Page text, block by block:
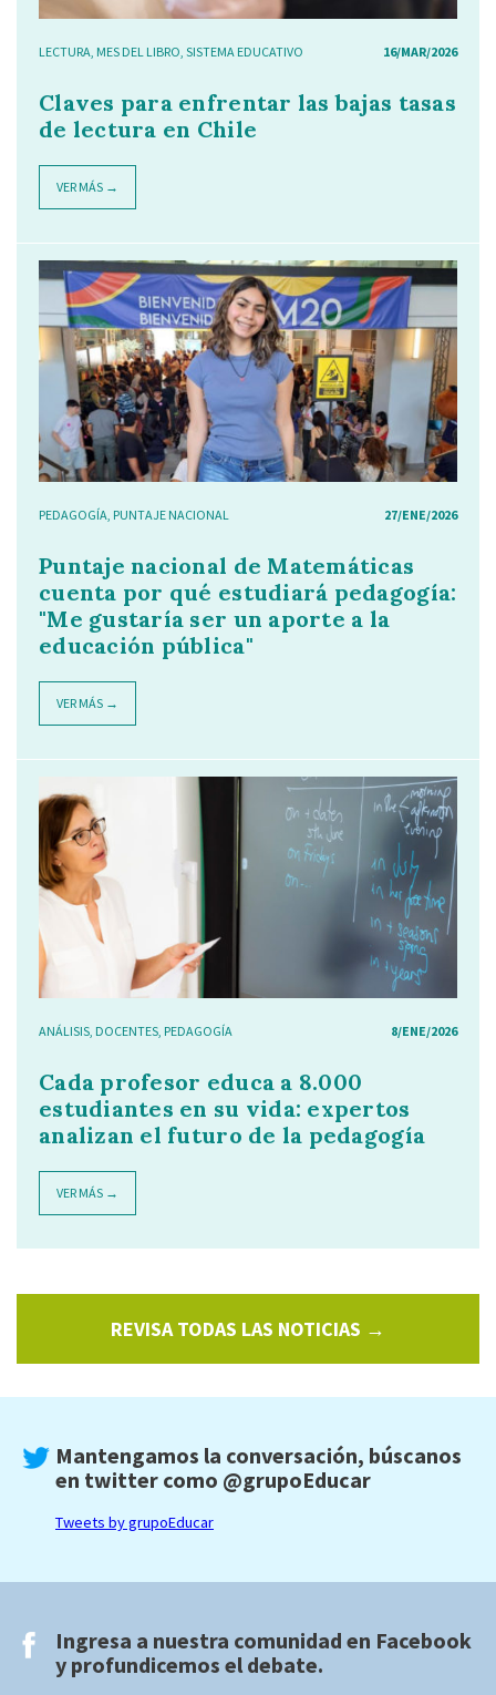
LECTURA, MES DEL LIBRO, SISTEMA EDUCATIVO 16/MAR/2026
Claves para enfrentar las bajas tasas
de lectura en Chile
VER MÁS →
PEDAGOGÍA, PUNTAJE NACIONAL 27/ENE/2026
Puntaje nacional de Matemáticas
cuenta por qué estudiará pedagogía:
"Me gustaría ser un aporte a la
educación pública"
VER MÁS →
ANÁLISIS, DOCENTES, PEDAGOGÍA 8/ENE/2026
Cada profesor educa a 8.000
estudiantes en su vida: expertos
analizan el futuro de la pedagogía
VER MÁS →
REVISA TODAS LAS NOTICIAS →
Mantengamos la conversación, búscanos
en twitter como @grupoEducar
Tweets by grupoEducar
Ingresa a nuestra comunidad en Facebook
y profundicemos el debate.